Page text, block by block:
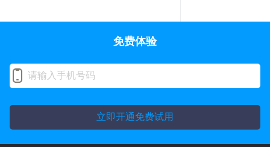
免费体验
立即开通免费试用